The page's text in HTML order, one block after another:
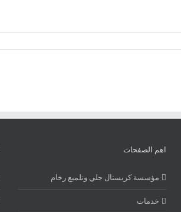
اهم الصفحات
مؤسسة كريستال جلي وتلميع رخام
خدمات